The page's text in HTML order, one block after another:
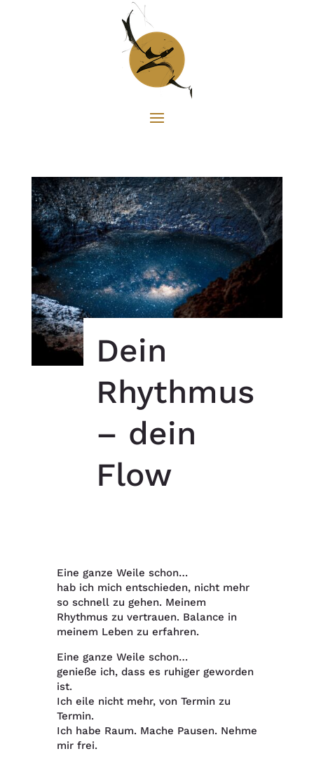
Dein
Rhythmus
– dein
Flow
Eine ganze Weile schon…
hab ich mich entschieden, nicht mehr
so schnell zu gehen. Meinem
Rhythmus zu vertrauen. Balance in
meinem Leben zu erfahren.
Eine ganze Weile schon…
genieße ich, dass es ruhiger geworden
ist.
Ich eile nicht mehr, von Termin zu
Termin.
Ich habe Raum. Mache Pausen. Nehme
mir frei.